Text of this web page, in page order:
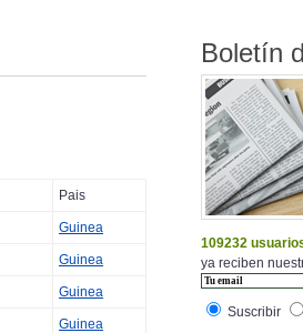
Pais
Guinea
Guinea
Guinea
Guinea
Boletín
109232
ya reciben
Suscribir